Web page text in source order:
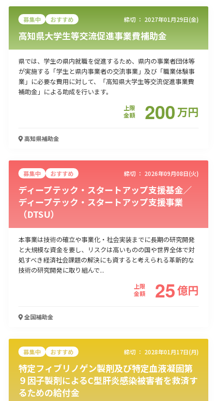
募集中 おすすめ 締切 ： 2027年01月29日(金)
高知県大学生等交流促進事業費補助金
県では、学生の県内就職を促進するため、県内の事業者団体等
が実施する「学生と県内事業者の交流事業」及び「職業体験事
業」に必要な費用に対して、「高知県大学生等交流促進事業費
補助金」による助成を行います。
上限
金額
200万円
高知県補助金
募集中 おすすめ 締切 ： 2026年09月08日(火)
ディープテック・スタートアップ支援基金／
ディープテック・スタートアップ支援事業
（DTSU）
本事業は技術の確立や事業化・社会実装までに長期の研究開発
と大規模な資金を要し、リスクは高いものの国や世界全体で対
処すべき経済社会課題の解決にも資すると考えられる革新的な
技術の研究開発に取り組んで...
上限
金額
25億円
全国補助金
募集中 おすすめ 締切 ： 2028年01月17日(月)
特定フィブリノゲン製剤及び特定血液凝固第
９因子製剤によるC型肝炎感染被害者を救済す
るための給付金